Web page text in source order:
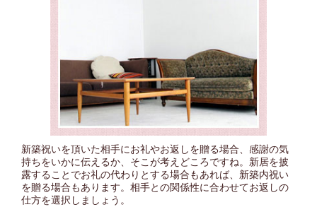
新築祝いを頂いた相手にお礼やお返しを贈る場合、感謝の気
持ちをいかに伝えるか、そこが考えどころですね。新居を披
露することでお礼の代わりとする場合もあれば、新築内祝い
を贈る場合もあります。相手との関係性に合わせてお返しの
仕方を選択しましょう。